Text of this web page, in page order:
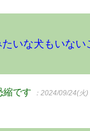
いな犬もいない
縮です ：2024/09/24(火